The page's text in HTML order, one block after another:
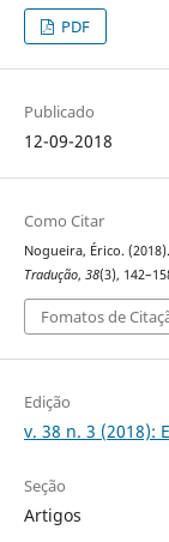
PDF
Publicado
12-09-2018
Como Citar
Nogueira, Érico.
Tradução, 38(3),
Fomatos de
Edição
v. 38 n. 3 (2018):
Seção
Artigos